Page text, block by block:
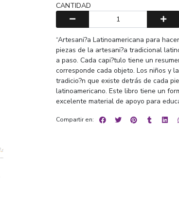
CANTIDAD
“Artesani?a Latinoamericana para
piezas de la artesani?a tradicional
a paso. Cada capi?tulo tiene un
corresponde cada objeto. Los niños y
tradicio?n que existe detrás de cada
latinoamericano. Este libro tiene un
excelente material de apoyo para
Compartir en: